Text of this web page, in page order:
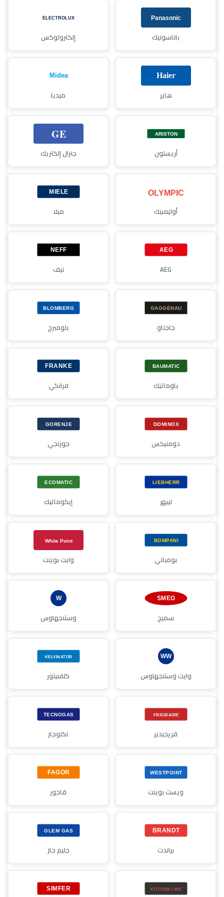
باناسونيك إلكترولوكس
هاير ميديا
أريستون جنرال إلكتريك
أوليمبيك ميلا
AEG نيف
جاجناو بلومبرج
باوماتيك فرانكي
دومنيكس جورنجي
ليبهر إيكوماتيك
بومباني وايت بوينت
سميج وستنجهاوس
وايت وستنجهاوس كلفنيتور
فريجيدير تكنوجاز
ويست بوينت فاجور
براندت جليم جاز